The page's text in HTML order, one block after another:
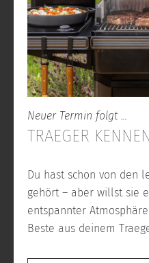
Neuer Termin folgt ...
TRAEGER
Du hast schon von den
gehört – aber willst sie
entspannter
Beste aus deinem